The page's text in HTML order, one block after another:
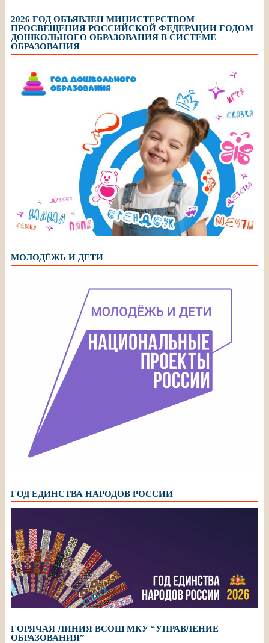
2026 ГОД ОБЪЯВЛЕН МИНИСТЕРСТВОМ
ПРОСВЕЩЕНИЯ РОССИЙСКОЙ ФЕДЕРАЦИИ ГОДОМ
ДОШКОЛЬНОГО ОБРАЗОВАНИЯ В СИСТЕМЕ
ОБРАЗОВАНИЯ
МОЛОДЁЖЬ И ДЕТИ
ГОД ЕДИНСТВА НАРОДОВ РОССИИ
ГОРЯЧАЯ ЛИНИЯ ВСОШ МКУ “УПРАВЛЕНИЕ
ОБРАЗОВАНИЯ”